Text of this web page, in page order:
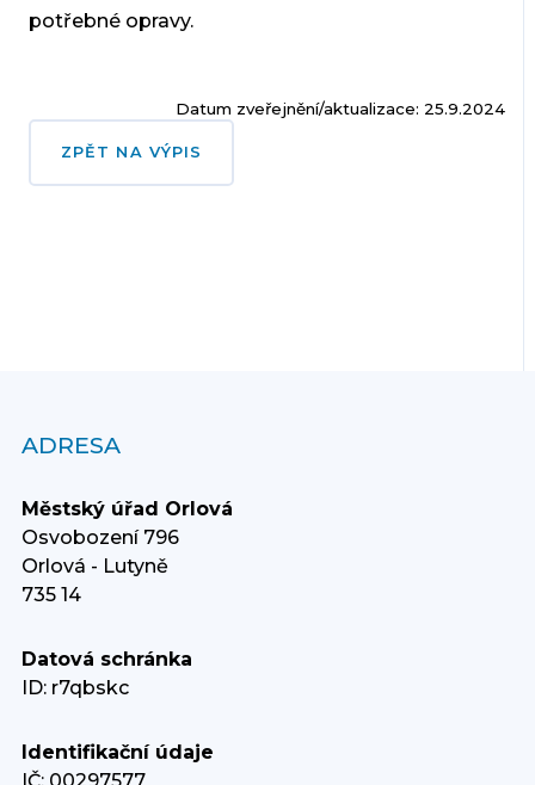
potřebné opravy.
Datum zveřejnění/aktualizace: 25.9.2024
ZPĚT NA VÝPIS
ADRESA
Městský úřad Orlová
Osvobození 796
Orlová - Lutyně
735 14
Datová schránka
ID: r7qbskc
Identifikační údaje